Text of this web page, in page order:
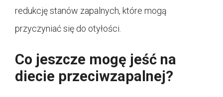
redukcję stanów zapalnych, które mogą
przyczyniać się do otyłości.
Co jeszcze mogę jeść na
diecie przeciwzapalnej?